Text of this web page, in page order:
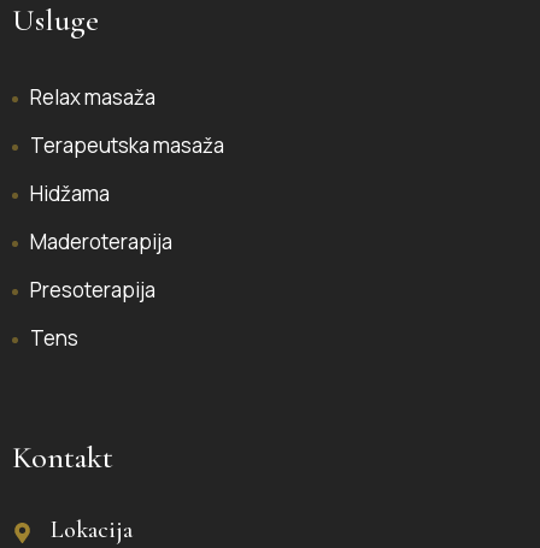
Usluge
Relax masaža
Terapeutska masaža
Hidžama
Maderoterapija
Presoterapija
Tens
Kontakt
Lokacija